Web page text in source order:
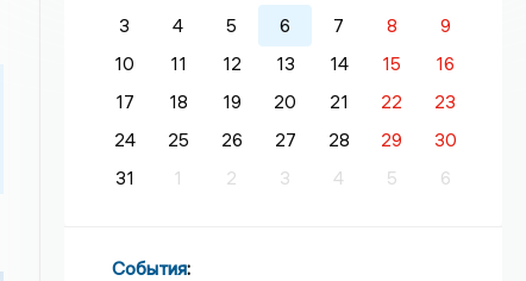
3
4 5 6 7 8
9
10
11 12 13 14 15
16
17
18 19 20 21 22
23
24
25 26 27 28 29
30
31
1 2 3 4 5 6
События: